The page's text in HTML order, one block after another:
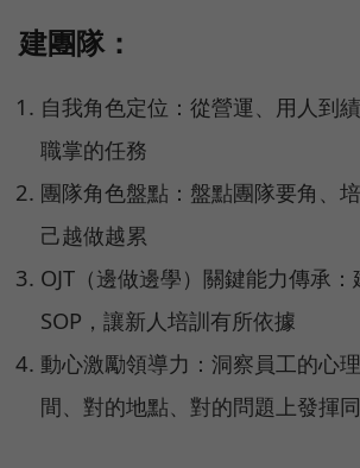
建團隊：
自我角色定位：從營運、用人到
職掌的任務
團隊角色盤點：盤點團隊要角、
己越做越累
OJT（邊做邊學）關鍵能力傳承
SOP，讓新人培訓有所依據
動心激勵領導力：洞察員工的心
間、對的地點、對的問題上發揮